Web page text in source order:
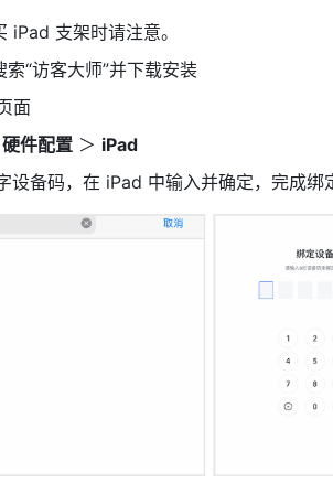
支架时请注意。
“访客大师”并下载安装
面
硬件配置 ＞ iPad
设备码，在 iPad 中输入并确定，完成绑